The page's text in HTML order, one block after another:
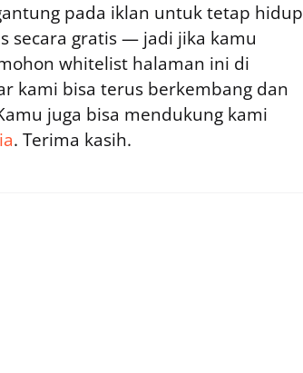
pada iklan untuk tetap hidup
secara gratis — jadi jika kamu
whitelist halaman ini di
kami bisa terus berkembang dan
juga bisa mendukung kami
. Terima kasih.